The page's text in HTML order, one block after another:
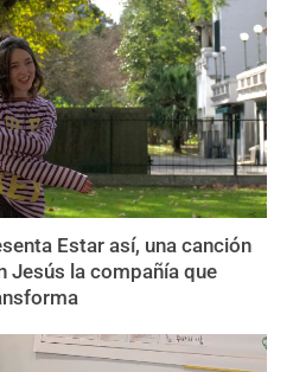
Estar así, una canción
Jesús la compañía que